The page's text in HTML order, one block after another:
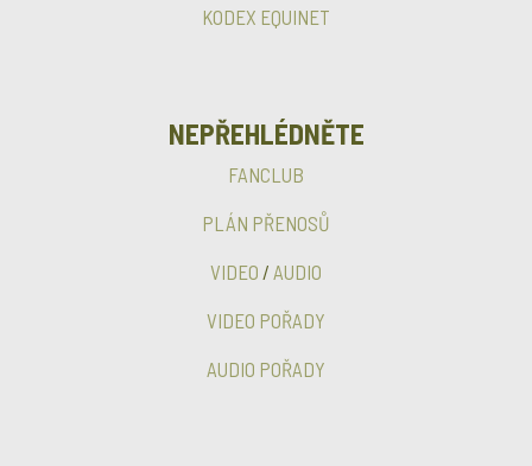
KODEX EQUINET
NEPŘEHLÉDNĚTE
FANCLUB
PLÁN PŘENOSŮ
VIDEO / AUDIO
VIDEO POŘADY
AUDIO POŘADY